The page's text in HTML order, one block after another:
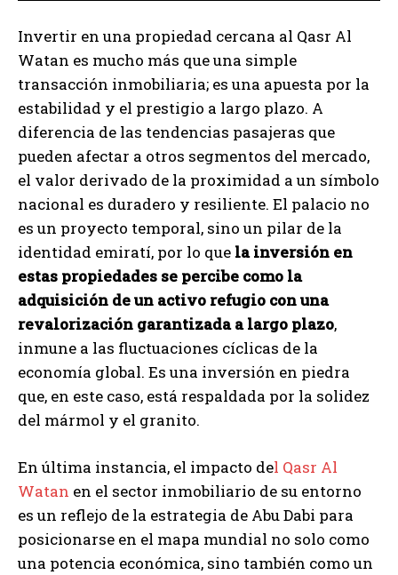
Invertir en una propiedad cercana al Qasr Al
Watan es mucho más que una simple
transacción inmobiliaria; es una apuesta por la
estabilidad y el prestigio a largo plazo. A
diferencia de las tendencias pasajeras que
pueden afectar a otros segmentos del mercado,
el valor derivado de la proximidad a un símbolo
nacional es duradero y resiliente. El palacio no
es un proyecto temporal, sino un pilar de la
identidad emiratí, por lo que la inversión en
estas propiedades se percibe como la
adquisición de un activo refugio con una
revalorización garantizada a largo plazo,
inmune a las fluctuaciones cíclicas de la
economía global. Es una inversión en piedra
que, en este caso, está respaldada por la solidez
del mármol y el granito.
En última instancia, el impacto del Qasr Al
Watan en el sector inmobiliario de su entorno
es un reflejo de la estrategia de Abu Dabi para
posicionarse en el mapa mundial no solo como
una potencia económica, sino también como un